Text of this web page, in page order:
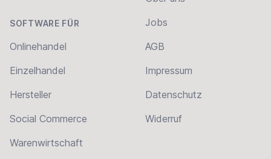
SOFTWARE FÜR
Onlinehandel
Einzelhandel
Hersteller
Social Commerce
Warenwirtschaft
Jobs
AGB
Impressum
Datenschutz
Widerruf